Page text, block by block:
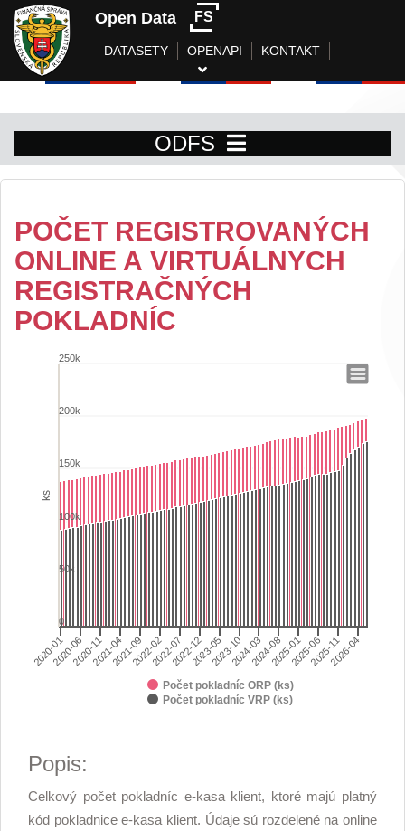
Open Data FS
DATASETY OPENAPI KONTAKT
ODFS
POČET REGISTROVANÝCH
ONLINE A VIRTUÁLNYCH
REGISTRAČNÝCH
POKLADNÍC
Počet registrovaných online a
Bar chart with 2 data series.
View as data table, Počet registrovaných online a virtuálnych
The chart has 1 X axis displaying categories.
The chart has 1 Y axis displaying ks. Range: 0 to 250000.
ks
Počet pokladníc ORP (ks)
Počet pokladníc VRP (ks)
2020-012020-062020-112021-042021-092022-022022-072022-122023-052023-102024-032024-082025-012025-062025-112026-04
0
50k
100k
150k
200k
250k
Popis:
Celkový počet pokladníc e-kasa klient, ktoré majú platný
kód pokladnice e-kasa klient. Údaje sú rozdelené na online